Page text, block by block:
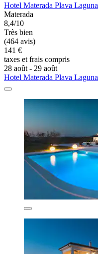
Hotel Materada Plava Laguna
Materada
8,4/10
Très bien
(464 avis)
141 €
taxes et frais compris
28 août - 29 août
Hotel Materada Plava Laguna